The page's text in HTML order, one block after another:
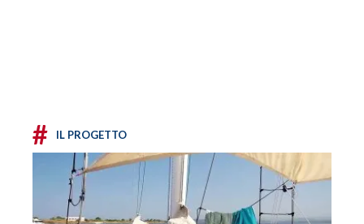
# IL PROGETTO